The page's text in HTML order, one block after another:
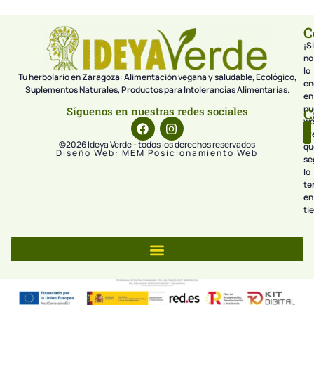
Tu herbolario en Zaragoza: Alimentación vegana y saludable, Ecológico,
Suplementos Naturales, Productos para Intolerancias Alimentarías.
Síguenos en nuestras redes sociales
©2026 Ideya Verde - todos los derechos reservados
Diseño Web: MEM Posicionamiento Web
¡Si
no
lo
en
lo
en